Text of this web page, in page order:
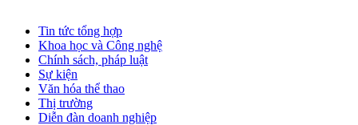
Tin tức tổng hợp
Khoa học và Công nghệ
Chính sách, pháp luật
Sự kiện
Văn hóa thể thao
Thị trường
Diễn đàn doanh nghiệp